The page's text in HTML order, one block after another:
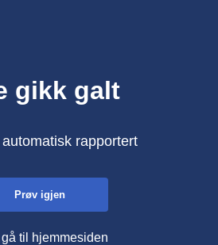
gikk galt
rapportert
Prøv igjen
til hjemmesiden